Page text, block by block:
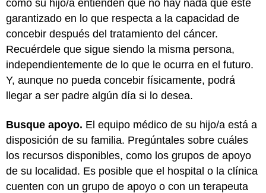
como su hijo/a entienden que no hay nada que esté
garantizado en lo que respecta a la capacidad de
concebir después del tratamiento del cáncer.
Recuérdele que sigue siendo la misma persona,
independientemente de lo que le ocurra en el futuro.
Y, aunque no pueda concebir físicamente, podrá
llegar a ser padre algún día si lo desea.
Busque apoyo. El equipo médico de su hijo/a está a
disposición de su familia. Pregúntales sobre cuáles
los recursos disponibles, como los grupos de apoyo
de su localidad. Es posible que el hospital o la clínica
cuenten con un grupo de apoyo o con un terapeuta